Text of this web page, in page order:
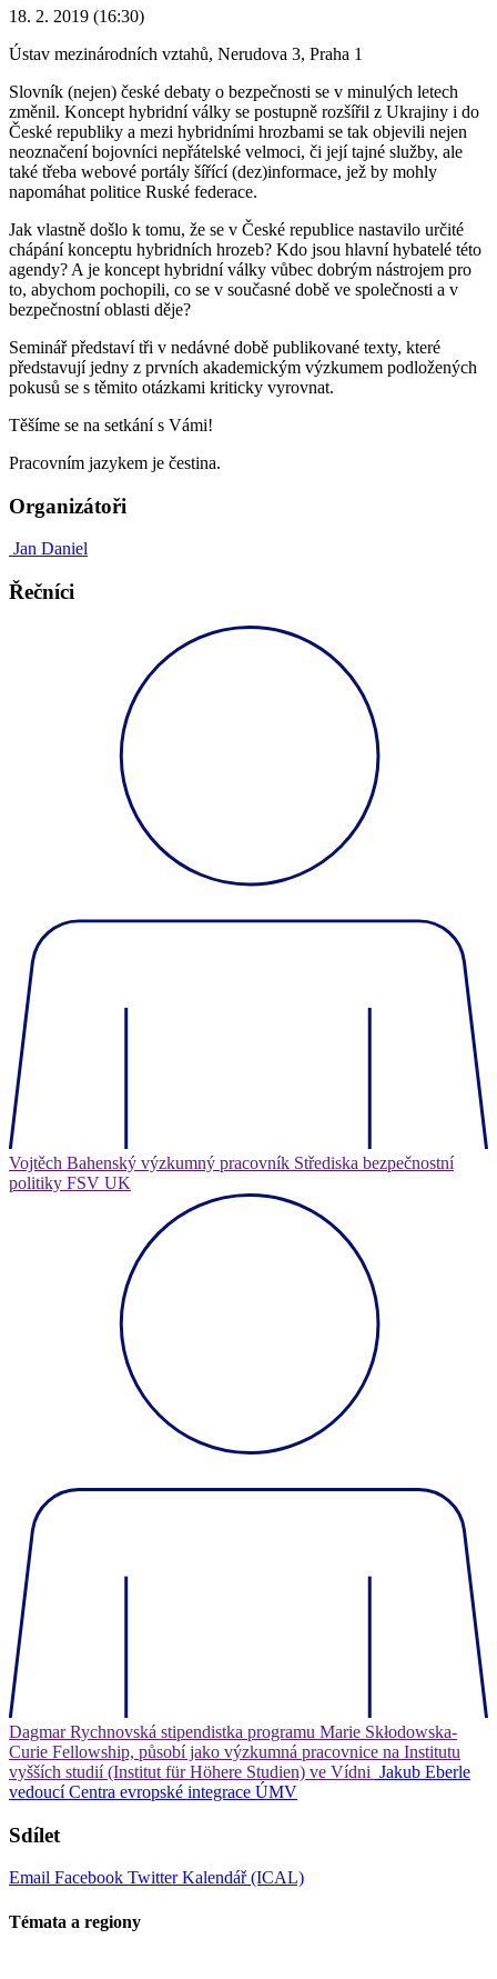
18. 2. 2019 (16:30)
Ústav mezinárodních vztahů, Nerudova 3, Praha 1
Slovník (nejen) české debaty o bezpečnosti se v minulých letech
změnil. Koncept hybridní války se postupně rozšířil z Ukrajiny i do
České republiky a mezi hybridními hrozbami se tak objevili nejen
neoznačení bojovníci nepřátelské velmoci, či její tajné služby, ale
také třeba webové portály šířící (dez)informace, jež by mohly
napomáhat politice Ruské federace.
Jak vlastně došlo k tomu, že se v České republice nastavilo určité
chápání konceptu hybridních hrozeb? Kdo jsou hlavní hybatelé této
agendy? A je koncept hybridní války vůbec dobrým nástrojem pro
to, abychom pochopili, co se v současné době ve společnosti a v
bezpečnostní oblasti děje?
Seminář představí tři v nedávné době publikované texty, které
představují jedny z prvních akademickým výzkumem podložených
pokusů se s těmito otázkami kriticky vyrovnat.
Těšíme se na setkání s Vámi!
Pracovním jazykem je čestina.
Organizátoři
Jan Daniel
Řečníci
Vojtěch Bahenský výzkumný pracovník Střediska bezpečnostní
politiky FSV UK
Dagmar Rychnovská stipendistka programu Marie Skłodowska-
Curie Fellowship, působí jako výzkumná pracovnice na Institutu
vyšších studií (Institut für Höhere Studien) ve Vídni Jakub Eberle
vedoucí Centra evropské integrace ÚMV
Sdílet
Email Facebook TwitterKalendář (ICAL)
Témata a regiony